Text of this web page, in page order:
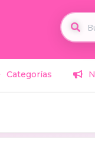
Categorías